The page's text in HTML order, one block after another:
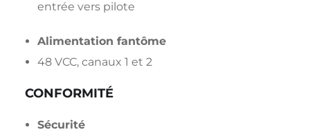
entrée vers pilote
Alimentation fantôme
48 VCC, canaux 1 et 2
CONFORMITÉ
Sécurité